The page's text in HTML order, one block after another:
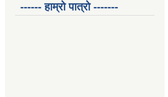
------ हाम्रो पात्रो -------